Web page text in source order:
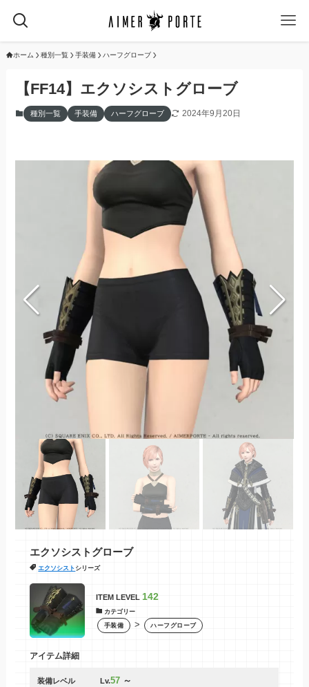
ホーム 種別一覧 手装備 ハーフグローブ
【FF14】エクソシストグローブ
種別一覧 手装備 ハーフグローブ 2024年9月20日
エクソシストグローブ
エクソシストシリーズ
ITEM LEVEL 142
カテゴリー
手装備 > ハーフグローブ
アイテム詳細
装備レベル Lv.57～